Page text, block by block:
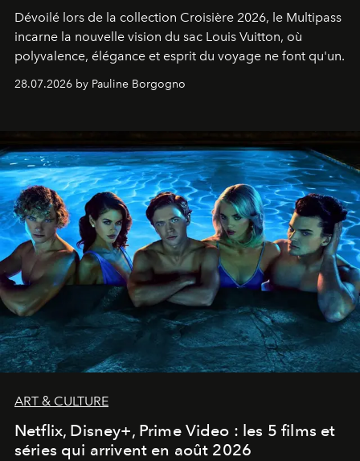
Dévoilé lors de la collection Croisière 2026, le Multipass
incarne la nouvelle vision du sac Louis Vuitton, où
polyvalence, élégance et esprit du voyage ne font qu'un.
28.07.2026 by Pauline Borgogno
ART & CULTURE
Netflix, Disney+, Prime Video : les 5 films et
séries qui arrivent en août 2026